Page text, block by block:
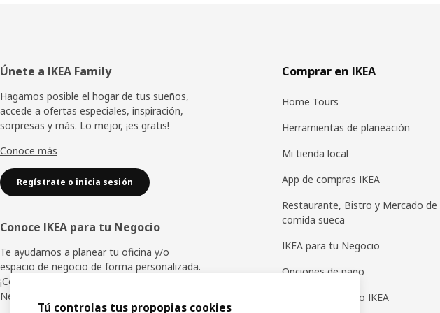
Pie
de
página
Únete a IKEA Family
Hagamos posible el hogar de tus sueños,
accede a ofertas especiales, inspiración,
sorpresas y más. Lo mejor, ¡es gratis!
Conoce más
Regístrate o inicia sesión
Conoce IKEA para tu Negocio
Te ayudamos a planear tu oficina y/o
espacio de negocio de forma personalizada.
¡Conoce los beneficios de IKEA para tu
Negocio!
Comprar en IKEA
Home Tours
Herramientas de planeación
Mi tienda local
App de compras IKEA
Restaurante, Bistro y Mercado de
comida sueca
IKEA para tu Negocio
Opciones de pago
Tarjetas de regalo IKEA
Tú controlas tus propopias cookies